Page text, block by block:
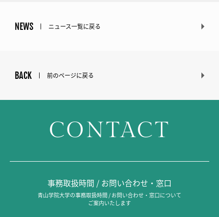
NEWS ニュース一覧に戻る
BACK 前のページに戻る
CONTACT
事務取扱時間 / お問い合わせ・窓口
青山学院大学の事務取扱時間 / お問い合わせ・窓口について
ご案内いたします